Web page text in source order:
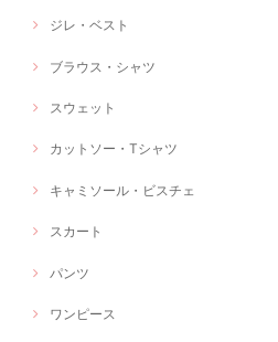
ジレ・ベスト
ブラウス・シャツ
スウェット
カットソー・Tシャツ
キャミソール・ビスチェ
スカート
パンツ
ワンピース